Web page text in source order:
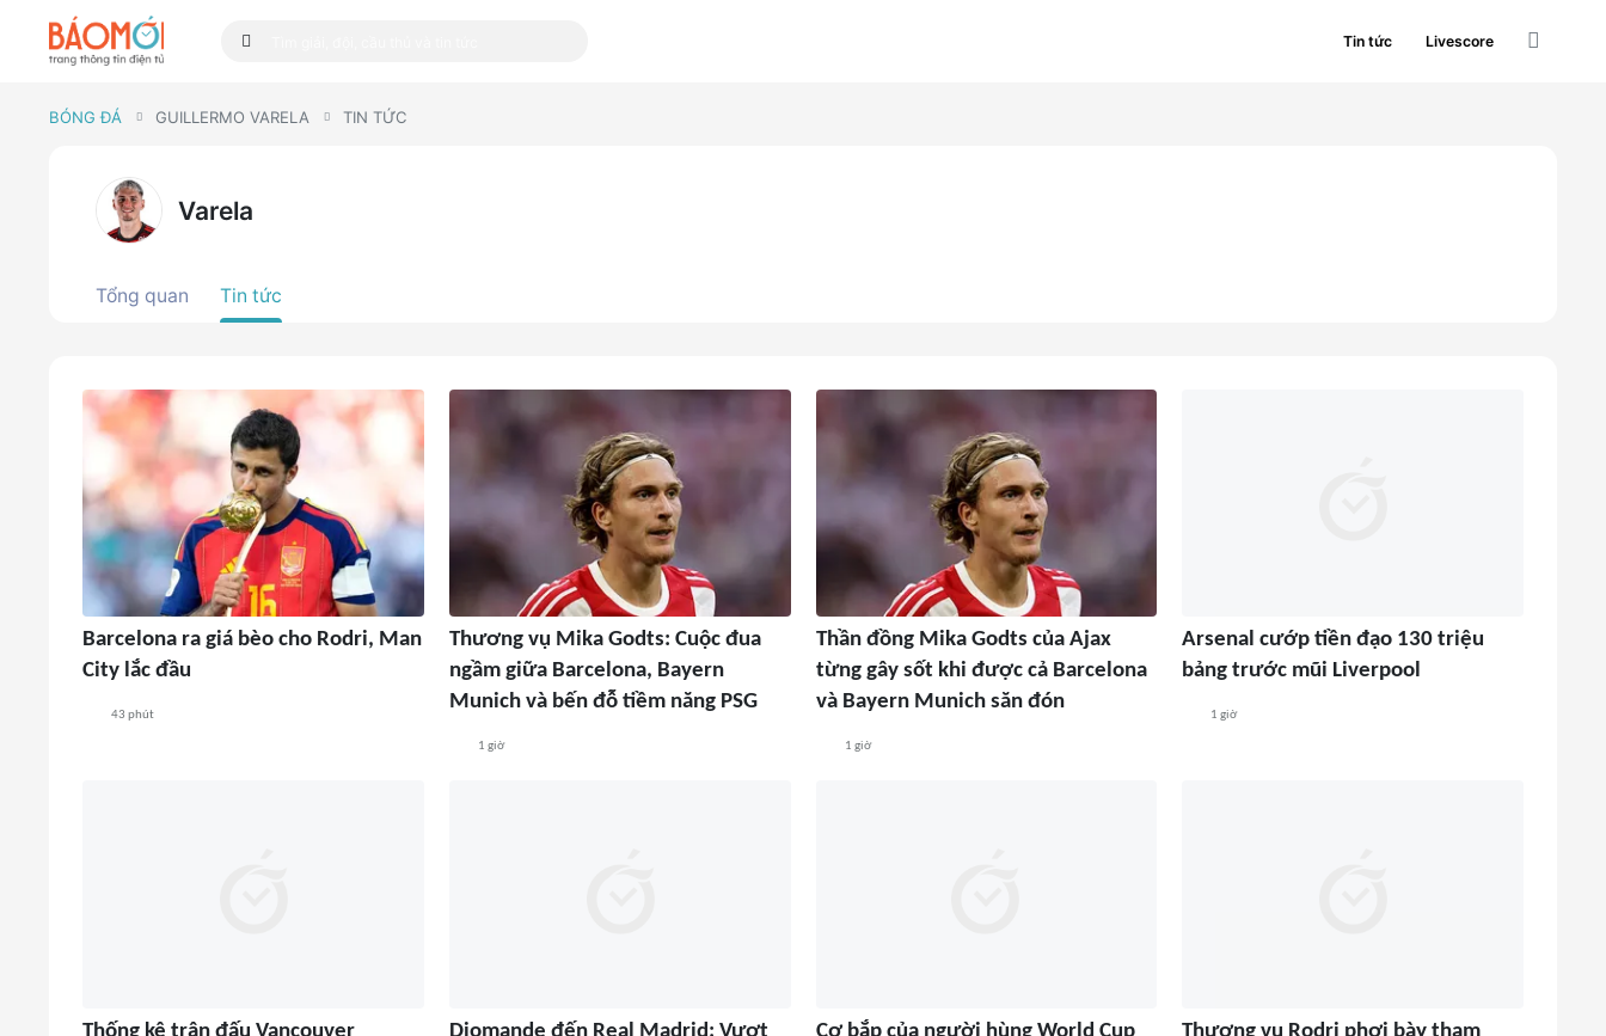
Tin tức Livescore
BÓNG ĐÁ GUILLERMO VARELA TIN TỨC
Varela
Tổng quan Tin tức
Barcelona ra giá bèo cho Rodri, Man
City lắc đầu
43 phút
Thương vụ Mika Godts: Cuộc đua
ngầm giữa Barcelona, Bayern
Munich và bến đỗ tiềm năng PSG
1 giờ
Thần đồng Mika Godts của Ajax
từng gây sốt khi được cả Barcelona
và Bayern Munich săn đón
1 giờ
Arsenal cướp tiền đạo 130 triệu
bảng trước mũi Liverpool
1 giờ